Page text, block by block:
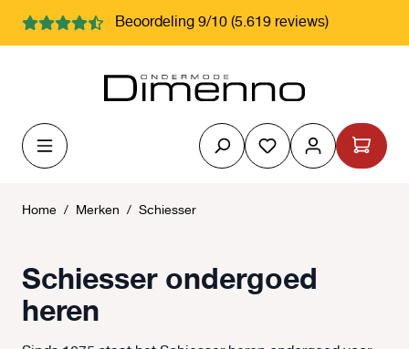
Beoordeling 9/10 (5.619 reviews)
Je hebt 0 items
Home / Merken / Schiesser
Schiesser ondergoed
heren